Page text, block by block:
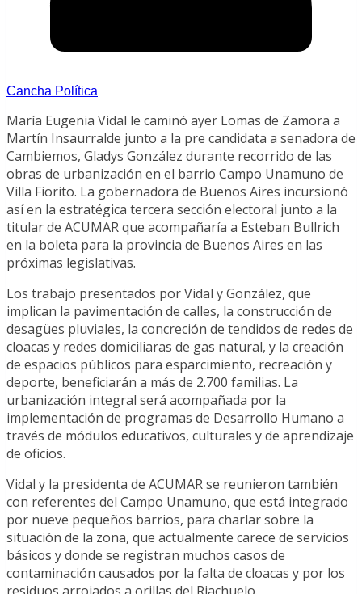
Cancha Política
María Eugenia Vidal le caminó ayer Lomas de Zamora a
Martín Insaurralde junto a la pre candidata a senadora de
Cambiemos, Gladys González durante recorrido de las
obras de urbanización en el barrio Campo Unamuno de
Villa Fiorito. La gobernadora de Buenos Aires incursionó
así en la estratégica tercera sección electoral junto a la
titular de ACUMAR que acompañaría a Esteban Bullrich
en la boleta para la provincia de Buenos Aires en las
próximas legislativas.
Los trabajo presentados por Vidal y González, que
implican la pavimentación de calles, la construcción de
desagües pluviales, la concreción de tendidos de redes de
cloacas y redes domiciliaras de gas natural, y la creación
de espacios públicos para esparcimiento, recreación y
deporte, beneficiarán a más de 2.700 familias. La
urbanización integral será acompañada por la
implementación de programas de Desarrollo Humano a
través de módulos educativos, culturales y de aprendizaje
de oficios.
Vidal y la presidenta de ACUMAR se reunieron también
con referentes del Campo Unamuno, que está integrado
por nueve pequeños barrios, para charlar sobre la
situación de la zona, que actualmente carece de servicios
básicos y donde se registran muchos casos de
contaminación causados por la falta de cloacas y por los